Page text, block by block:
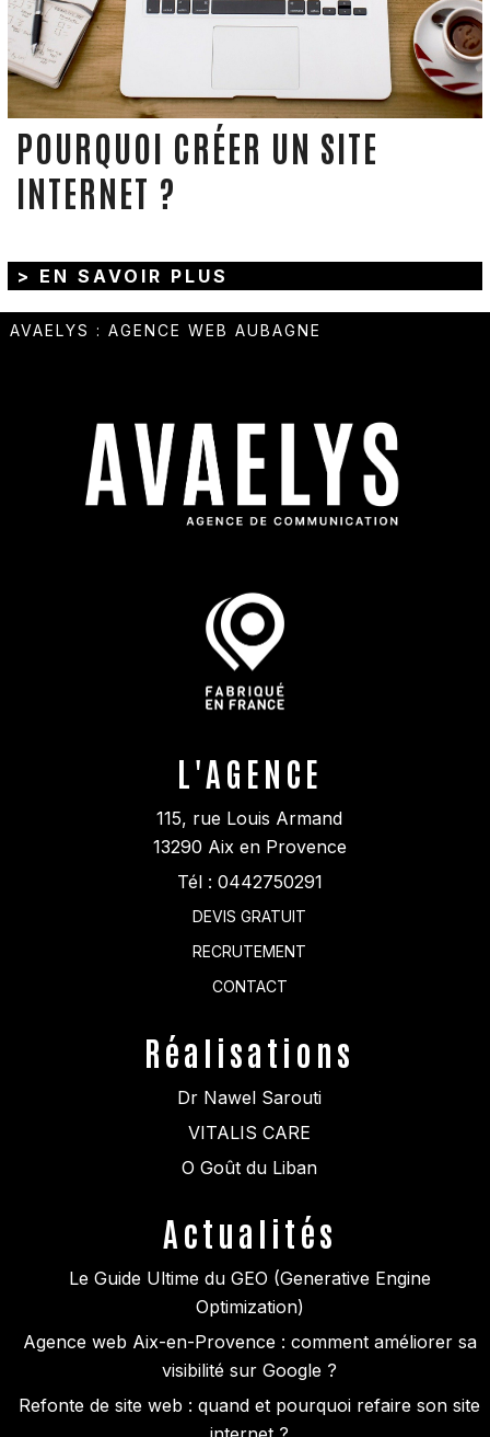
POURQUOI CRÉER UN SITE
INTERNET ?
> EN SAVOIR PLUS
AVAELYS : AGENCE WEB AUBAGNE
L'AGENCE
115, rue Louis Armand
13290 Aix en Provence
Tél : 0442750291
DEVIS GRATUIT
RECRUTEMENT
CONTACT
Réalisations
Dr Nawel Sarouti
VITALIS CARE
O Goût du Liban
Actualités
Le Guide Ultime du GEO (Generative Engine
Optimization)
Agence web Aix-en-Provence : comment améliorer sa
visibilité sur Google ?
Refonte de site web : quand et pourquoi refaire son site